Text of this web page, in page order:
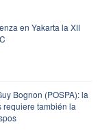
en Yakarta la XII
Bognon (POSPA): la
requiere también la